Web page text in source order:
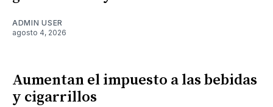
ADMIN USER
agosto 4, 2026
Aumentan el impuesto a las bebidas
y cigarrillos